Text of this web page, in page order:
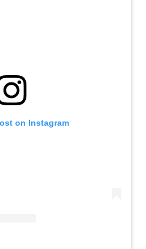
on Instagram